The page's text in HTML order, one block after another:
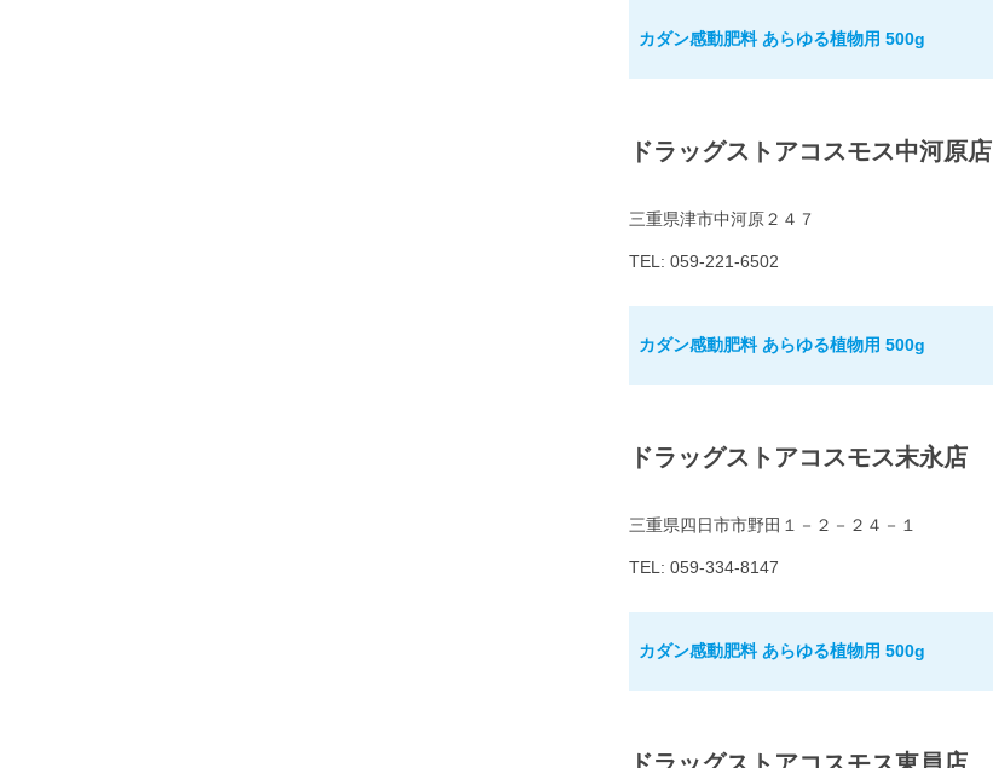
カダン感動肥料 あらゆる植物用 500g
ドラッグストアコスモス中河原店
三重県津市中河原２４７
TEL: 059-221-6502
カダン感動肥料 あらゆる植物用 500g
ドラッグストアコスモス末永店
三重県四日市市野田１－２－２４－１
TEL: 059-334-8147
カダン感動肥料 あらゆる植物用 500g